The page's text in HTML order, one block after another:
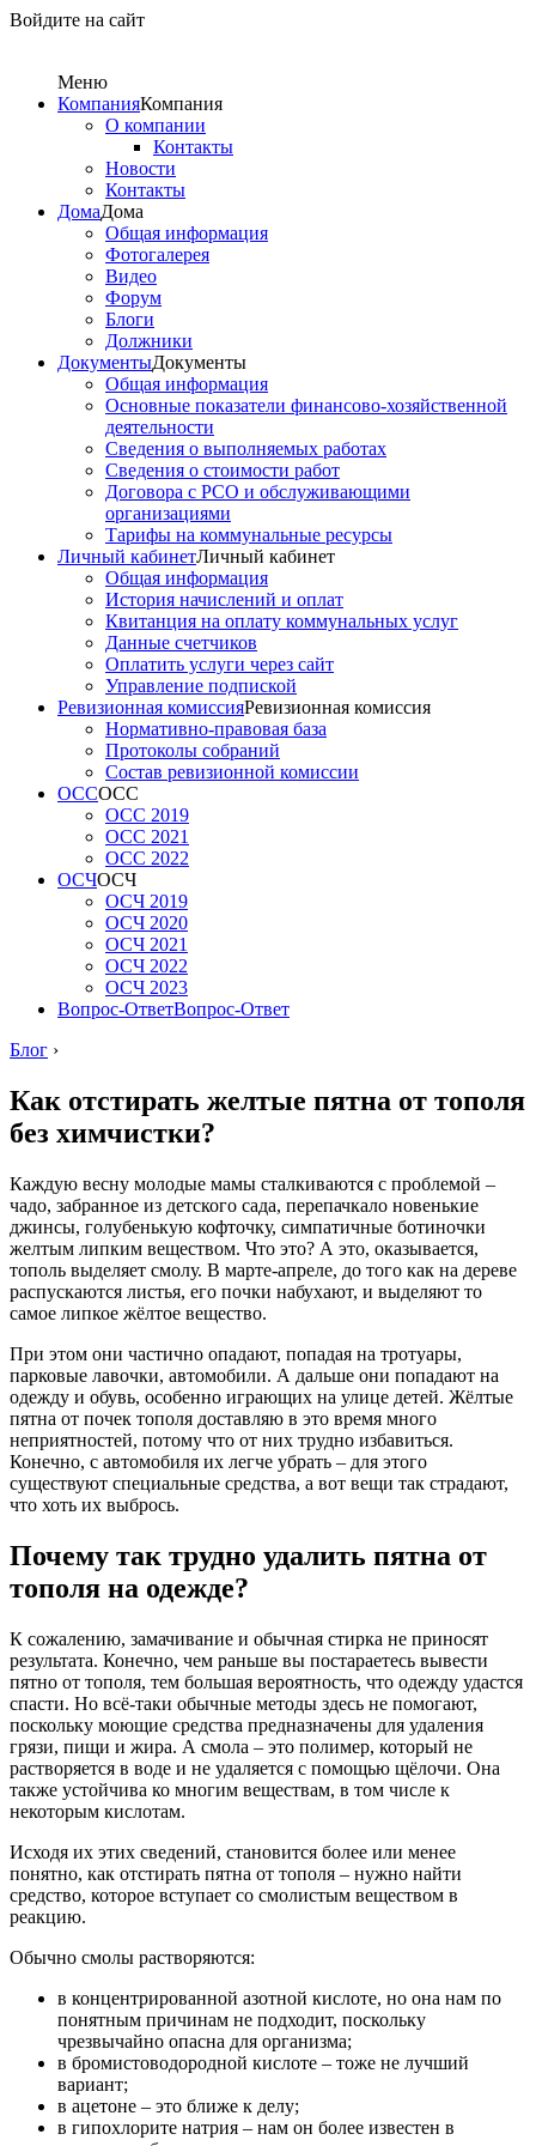
Войдите на сайт
Меню
КомпанияКомпания
О компании
Контакты
Новости
Контакты
ДомаДома
Общая информация
Фотогалерея
Видео
Форум
Блоги
Должники
ДокументыДокументы
Общая информация
Основные показатели финансово-хозяйственной
деятельности
Сведения о выполняемых работах
Сведения о стоимости работ
Договора с РСО и обслуживающими
организациями
Тарифы на коммунальные ресурсы
Личный кабинетЛичный кабинет
Общая информация
История начислений и оплат
Квитанция на оплату коммунальных услуг
Данные счетчиков
Оплатить услуги через сайт
Управление подпиской
Ревизионная комиссияРевизионная комиссия
Нормативно-правовая база
Протоколы собраний
Состав ревизионной комиссии
ОССОСС
ОСС 2019
ОСС 2021
ОСС 2022
ОСЧОСЧ
ОСЧ 2019
ОСЧ 2020
ОСЧ 2021
ОСЧ 2022
ОСЧ 2023
Вопрос-ОтветВопрос-Ответ
Блог ›
Как отстирать желтые пятна от тополя
без химчистки?
Каждую весну молодые мамы сталкиваются с проблемой –
чадо, забранное из детского сада, перепачкало новенькие
джинсы, голубенькую кофточку, симпатичные ботиночки
желтым липким веществом. Что это? А это, оказывается,
тополь выделяет смолу. В марте-апреле, до того как на дереве
распускаются листья, его почки набухают, и выделяют то
самое липкое жёлтое вещество.
При этом они частично опадают, попадая на тротуары,
парковые лавочки, автомобили. А дальше они попадают на
одежду и обувь, особенно играющих на улице детей. Жёлтые
пятна от почек тополя доставляю в это время много
неприятностей, потому что от них трудно избавиться.
Конечно, с автомобиля их легче убрать – для этого
существуют специальные средства, а вот вещи так страдают,
что хоть их выбрось.
Почему так трудно удалить пятна от
тополя на одежде?
К сожалению, замачивание и обычная стирка не приносят
результата. Конечно, чем раньше вы постараетесь вывести
пятно от тополя, тем большая вероятность, что одежду удастся
спасти. Но всё-таки обычные методы здесь не помогают,
поскольку моющие средства предназначены для удаления
грязи, пищи и жира. А смола – это полимер, который не
растворяется в воде и не удаляется с помощью щёлочи. Она
также устойчива ко многим веществам, в том числе к
некоторым кислотам.
Исходя их этих сведений, становится более или менее
понятно, как отстирать пятна от тополя – нужно найти
средство, которое вступает со смолистым веществом в
реакцию.
Обычно смолы растворяются:
в концентрированной азотной кислоте, но она нам по
понятным причинам не подходит, поскольку
чрезвычайно опасна для организма;
в бромистоводородной кислоте – тоже не лучший
вариант;
в ацетоне – это ближе к делу;
в гипохлорите натрия – нам он более известен в